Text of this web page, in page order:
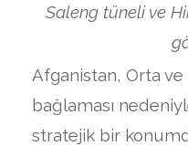
Saleng tüneli ve
Afganistan, Orta ve
bağlaması
stratejik bir